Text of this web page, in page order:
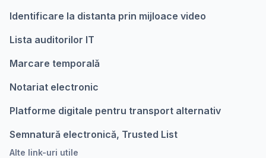
Identificare la distanta prin mijloace video
Lista auditorilor IT
Marcare temporalǎ
Notariat electronic
Platforme digitale pentru transport alternativ
Semnatură electronică, Trusted List
Alte link-uri utile